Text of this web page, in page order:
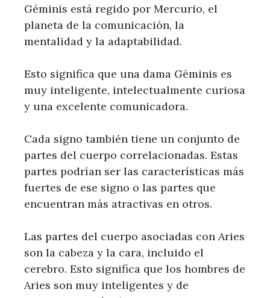
Géminis está regido por Mercurio, el
planeta de la comunicación, la
mentalidad y la adaptabilidad.
Esto significa que una dama Géminis es
muy inteligente, intelectualmente curiosa
y una excelente comunicadora.
Cada signo también tiene un conjunto de
partes del cuerpo correlacionadas. Estas
partes podrían ser las características más
fuertes de ese signo o las partes que
encuentran más atractivas en otros.
Las partes del cuerpo asociadas con Aries
son la cabeza y la cara, incluido el
cerebro. Esto significa que los hombres de
Aries son muy inteligentes y de